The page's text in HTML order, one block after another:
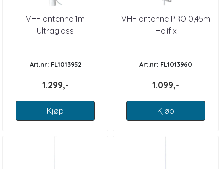
VHF antenne 1m
Ultraglass
Art.nr: FL1013952
1.299,-
Kjøp
VHF antenne PRO 0,45m
Helifix
Art.nr: FL1013960
1.099,-
Kjøp